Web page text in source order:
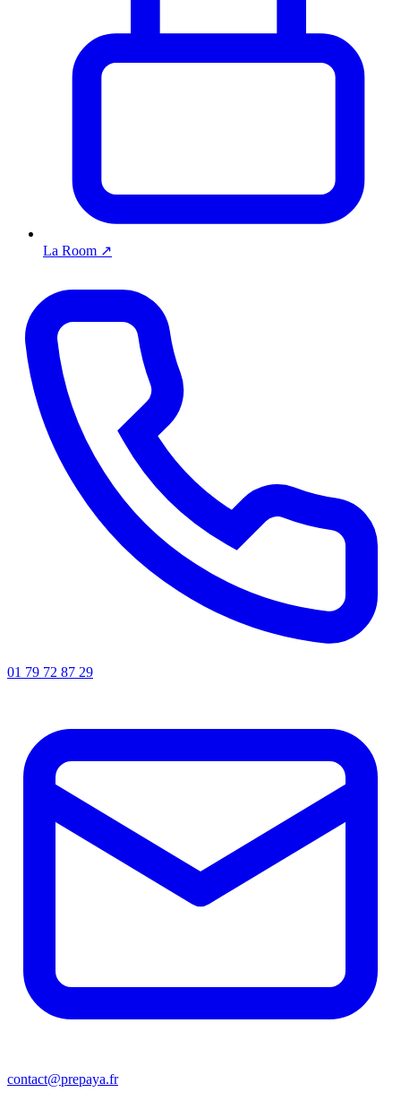
La Room ↗
01 79 72 87 29
contact@prepaya.fr